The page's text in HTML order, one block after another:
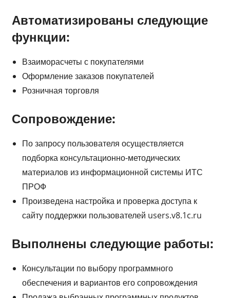
Автоматизированы следующие
функции:
Взаиморасчеты с покупателями
Оформление заказов покупателей
Розничная торговля
Сопровождение:
По запросу пользователя осуществляется
подборка консультационно-методических
материалов из информационной системы ИТС
ПРОФ
Произведена настройка и проверка доступа к
сайту поддержки пользователей users.v8.1c.ru
Выполнены следующие работы:
Консультации по выбору программного
обеспечения и вариантов его сопровождения